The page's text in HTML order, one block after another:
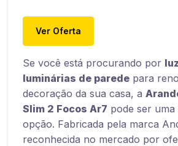
Ver Oferta
Se você está procurando por
luminárias de parede para
decoração da sua casa, a
Slim 2 Focos Ar7 pode ser uma
opção. Fabricada pela marca
reconhecida no mercado por